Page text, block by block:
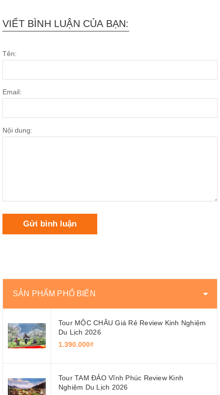
VIẾT BÌNH LUẬN CỦA BẠN:
Tên:
Email:
Nội dung:
Gửi bình luận
SẢN PHẨM PHỔ BIẾN
Tour MỘC CHÂU Giá Rẻ Review Kinh Nghiệm
Du Lịch 2026
1.390.000₫
Tour TAM ĐẢO Vĩnh Phúc Review Kinh
Nghiệm Du Lịch 2026